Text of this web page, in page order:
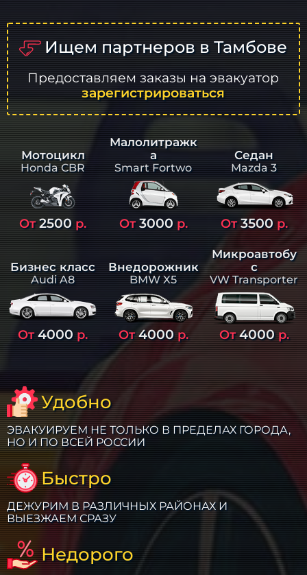
Ищем партнеров в Тамбове
Предоставляем заказы на эвакуатор
зарегистрироваться
Мотоцикл
Honda CBR
От2500р.
Малолитражк
а
Smart Fortwo
От3000р.
Седан
Mazda 3
От3500р.
Бизнес класс
Audi A8
От4000 р.
Внедорожник
BMW X5
От4000р.
Микроавтобу
с
VW Transporter
От4000р.
Удобно
ЭВАКУИРУЕМ НЕ ТОЛЬКО В ПРЕДЕЛАХ ГОРОДА,
НО И ПО ВСЕЙ РОССИИ
Быстро
ДЕЖУРИМ В РАЗЛИЧНЫХ РАЙОНАХ И
ВЫЕЗЖАЕМ СРАЗУ
Недорого